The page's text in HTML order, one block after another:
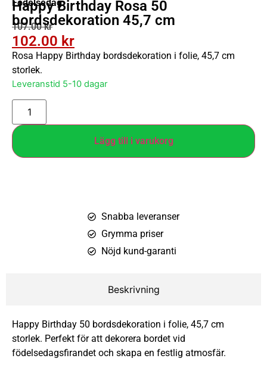
Födelsedag
Happy Birthday Rosa 50
bordsdekoration 45,7 cm
107.00kr
102.00 kr
Rosa Happy Birthday bordsdekoration i folie, 45,7 cm
storlek.
Leveranstid 5-10 dagar
Lägg till i varukorg
Snabba leveranser
Grymma priser
Nöjd kund-garanti
Beskrivning
Happy Birthday 50 bordsdekoration i folie, 45,7 cm
storlek. Perfekt för att dekorera bordet vid
födelsedagsfirandet och skapa en festlig atmosfär.